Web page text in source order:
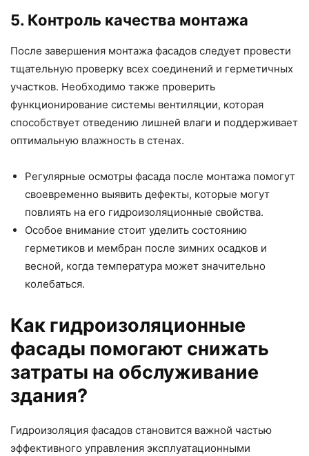
5. Контроль качества монтажа
После завершения монтажа фасадов следует провести
тщательную проверку всех соединений и герметичных
участков. Необходимо также проверить
функционирование системы вентиляции, которая
способствует отведению лишней влаги и поддерживает
оптимальную влажность в стенах.
Регулярные осмотры фасада после монтажа помогут
своевременно выявить дефекты, которые могут
повлиять на его гидроизоляционные свойства.
Особое внимание стоит уделить состоянию
герметиков и мембран после зимних осадков и
весной, когда температура может значительно
колебаться.
Как гидроизоляционные
фасады помогают снижать
затраты на обслуживание
здания?
Гидроизоляция фасадов становится важной частью
эффективного управления эксплуатационными